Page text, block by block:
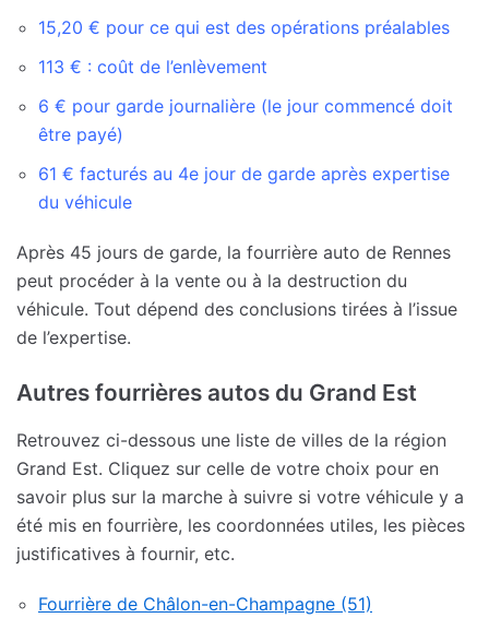
15,20 € pour ce qui est des opérations préalables
113 € : coût de l’enlèvement
6 € pour garde journalière (le jour commencé doit
être payé)
61 € facturés au 4e jour de garde après expertise
du véhicule
Après 45 jours de garde, la fourrière auto de Rennes
peut procéder à la vente ou à la destruction du
véhicule. Tout dépend des conclusions tirées à l’issue
de l’expertise.
Autres fourrières autos du Grand Est
Retrouvez ci-dessous une liste de villes de la région
Grand Est. Cliquez sur celle de votre choix pour en
savoir plus sur la marche à suivre si votre véhicule y a
été mis en fourrière, les coordonnées utiles, les pièces
justificatives à fournir, etc.
Fourrière de Châlon-en-Champagne (51)